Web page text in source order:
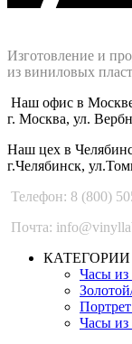
Изготовление и
из виниловых
Наш офис в
г. Москва, ул.
Наш цех в
г.Челябинск,
Телефон: 8 (800)
Почта:
Часы из
Часы из